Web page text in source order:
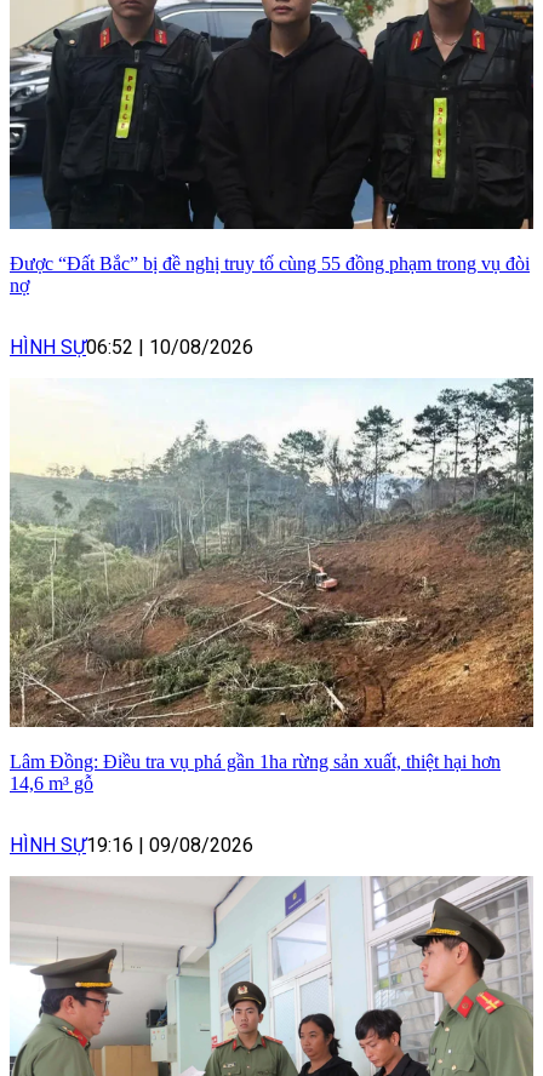
Được “Đất Bắc” bị đề nghị truy tố cùng 55 đồng phạm trong vụ đòi
nợ
HÌNH SỰ06:52 10/08/2026
Lâm Đồng: Điều tra vụ phá gần 1ha rừng sản xuất, thiệt hại hơn
14,6 m³ gỗ
HÌNH SỰ19:16 09/08/2026